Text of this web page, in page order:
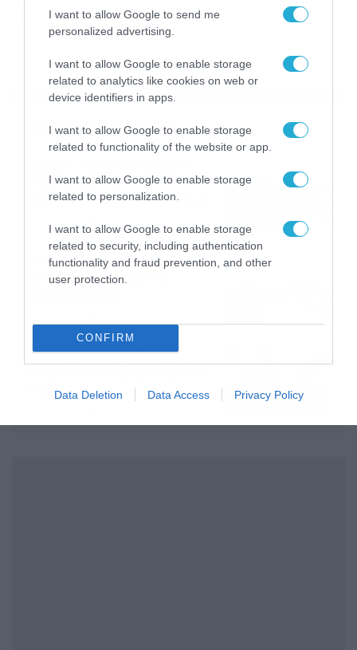
I want to allow Google to send me
personalized advertising.
I want to allow Google to enable storage
related to analytics like cookies on web or
device identifiers in apps.
I want to allow Google to enable storage
related to functionality of the website or app.
I want to allow Google to enable storage
related to personalization.
I want to allow Google to enable storage
related to security, including authentication
functionality and fraud prevention, and other
user protection.
CONFIRM
Data Deletion Data Access Privacy Policy
ΙΣΡΑΗΛ
Ροή Ειδήσεων
στο Αιγαίο τον
Δεκαπενταύγουστο – Πώς θα
Καιρός: Νέα ενημέρωση Σάκη
Αρναούτογλου για τις
Εορτολόγιο 9-8: Ποιοι
Πολλά